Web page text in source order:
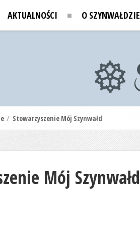
AKTUALNOŚCI O SZYNWAŁDZIE
/ Stowarzyszenie Mój Szynwałd
Mój Szynwałd